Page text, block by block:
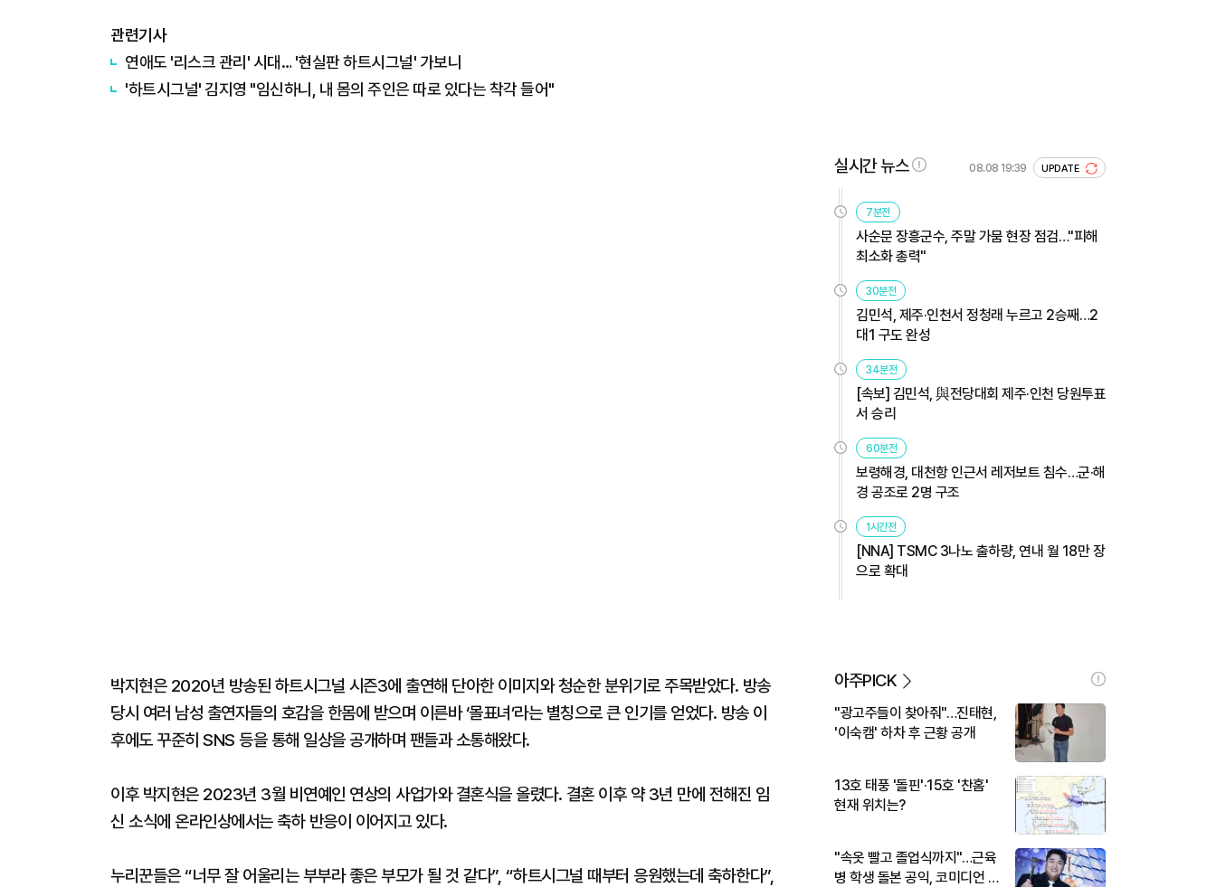
관련기사
연애도 '리스크 관리' 시대… '현실판 하트시그널' 가보니
'하트시그널' 김지영 "임신하니, 내 몸의 주인은 따로 있다는 착각 들어"
박지현은 2020년 방송된 하트시그널 시즌3에 출연해 단아한 이미지와 청순한 분위기로 주목받았다. 방송
당시 여러 남성 출연자들의 호감을 한몸에 받으며 이른바 ‘몰표녀’라는 별칭으로 큰 인기를 얻었다. 방송 이
후에도 꾸준히 SNS 등을 통해 일상을 공개하며 팬들과 소통해왔다.
이후 박지현은 2023년 3월 비연예인 연상의 사업가와 결혼식을 올렸다. 결혼 이후 약 3년 만에 전해진 임
신 소식에 온라인상에서는 축하 반응이 이어지고 있다.
누리꾼들은 “너무 잘 어울리는 부부라 좋은 부모가 될 것 같다”, “하트시그널 때부터 응원했는데 축하한다”,
실시간 뉴스 08.08 19:39 UPDATE
7분전
사순문 장흥군수, 주말 가뭄 현장 점검…"피해
최소화 총력"
30분전
김민석, 제주·인천서 정청래 누르고 2승째…2
대1 구도 완성
34분전
[속보] 김민석, 與전당대회 제주·인천 당원투표
서 승리
60분전
보령해경, 대천항 인근서 레저보트 침수…군·해
경 공조로 2명 구조
1시간전
[NNA] TSMC 3나노 출하량, 연내 월 18만 장
으로 확대
아주PICK
"광고주들이 찾아줘"…진태현,
'이숙캠' 하차 후 근황 공개
13호 태풍 '돌핀'·15호 '찬홈'
현재 위치는?
"속옷 빨고 졸업식까지"…근육
병 학생 돌본 공익, 코미디언 김